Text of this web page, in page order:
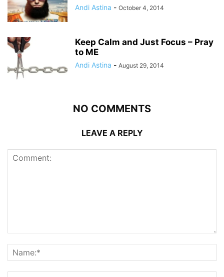
Andi Astina - October 4, 2014
Keep Calm and Just Focus – Pray
to ME
Andi Astina - August 29, 2014
NO COMMENTS
LEAVE A REPLY